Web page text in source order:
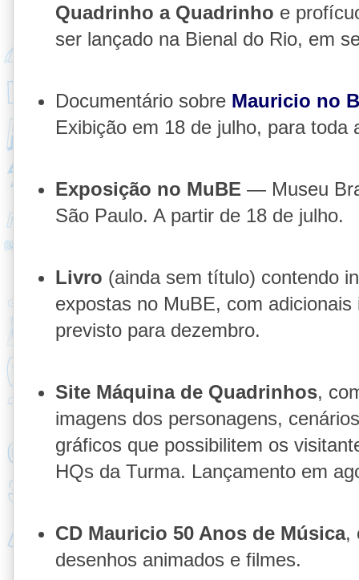
Quadrinho a Quadrinho e
ser lançado na Bienal do Rio, em
Documentário sobre Mauricio no
Exibição em 18 de julho, para toda
Exposição no MuBE — Museu
São Paulo. A partir de 18 de julho.
Livro (ainda sem título) contendo
expostas no MuBE, com
previsto para dezembro.
Site Máquina de Quadrinhos,
imagens dos personagens,
gráficos que possibilitem os
HQs da Turma. Lançamento em
CD Mauricio 50 Anos de Música,
desenhos animados e filmes.